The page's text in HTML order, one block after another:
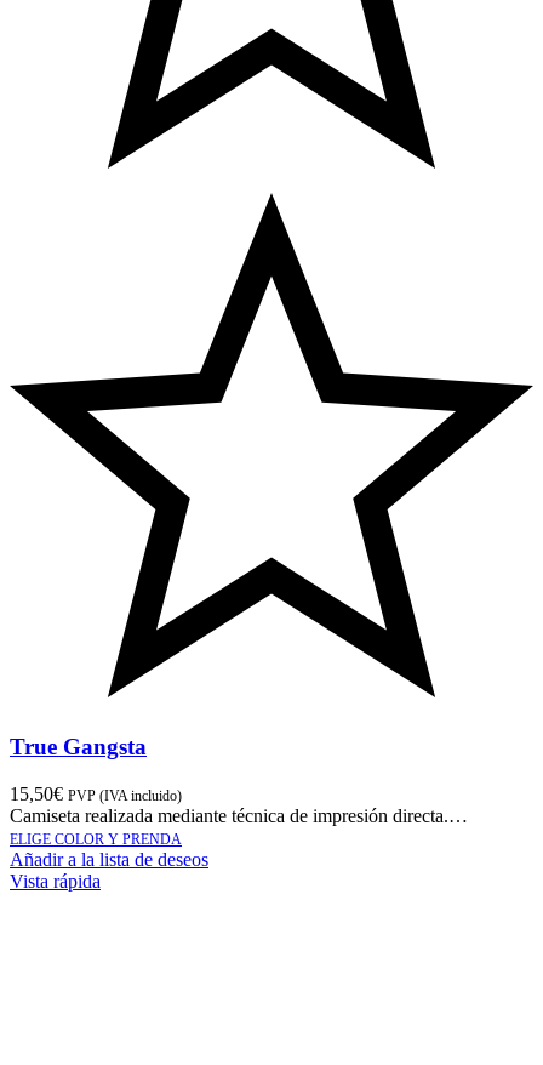
True Gangsta
15,50€ PVP (IVA incluido)
Camiseta realizada mediante técnica de impresión directa.…
ELIGE COLOR Y PRENDA
Añadir a la lista de deseos
Vista rápida